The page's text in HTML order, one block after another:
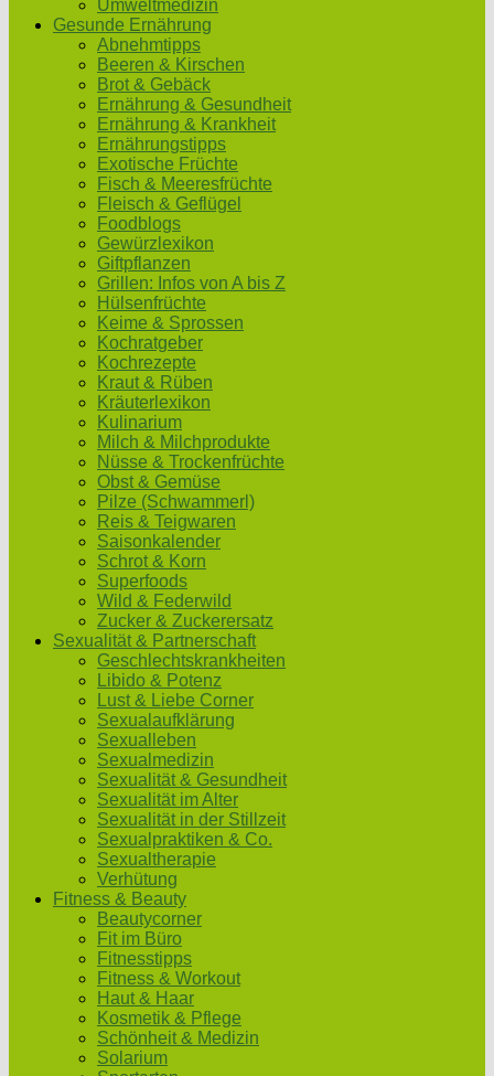
Umweltmedizin
Gesunde Ernährung
Abnehmtipps
Beeren & Kirschen
Brot & Gebäck
Ernährung & Gesundheit
Ernährung & Krankheit
Ernährungstipps
Exotische Früchte
Fisch & Meeresfrüchte
Fleisch & Geflügel
Foodblogs
Gewürzlexikon
Giftpflanzen
Grillen: Infos von A bis Z
Hülsenfrüchte
Keime & Sprossen
Kochratgeber
Kochrezepte
Kraut & Rüben
Kräuterlexikon
Kulinarium
Milch & Milchprodukte
Nüsse & Trockenfrüchte
Obst & Gemüse
Pilze (Schwammerl)
Reis & Teigwaren
Saisonkalender
Schrot & Korn
Superfoods
Wild & Federwild
Zucker & Zuckerersatz
Sexualität & Partnerschaft
Geschlechtskrankheiten
Libido & Potenz
Lust & Liebe Corner
Sexualaufklärung
Sexualleben
Sexualmedizin
Sexualität & Gesundheit
Sexualität im Alter
Sexualität in der Stillzeit
Sexualpraktiken & Co.
Sexualtherapie
Verhütung
Fitness & Beauty
Beautycorner
Fit im Büro
Fitnesstipps
Fitness & Workout
Haut & Haar
Kosmetik & Pflege
Schönheit & Medizin
Solarium